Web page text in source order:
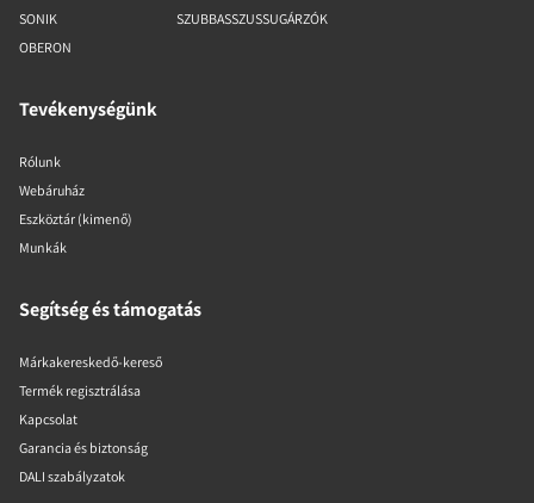
SONIK
OBERON
SZUBBASSZUSSUGÁRZÓK
Tevékenységünk
Rólunk
Webáruház
Eszköztár (kimenő)
Munkák
Segítség és támogatás
Márkakereskedő-kereső
Termék regisztrálása
Kapcsolat
Garancia és biztonság
DALI szabályzatok